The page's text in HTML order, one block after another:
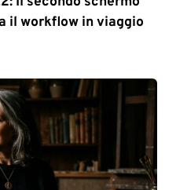
il workflow in viaggio